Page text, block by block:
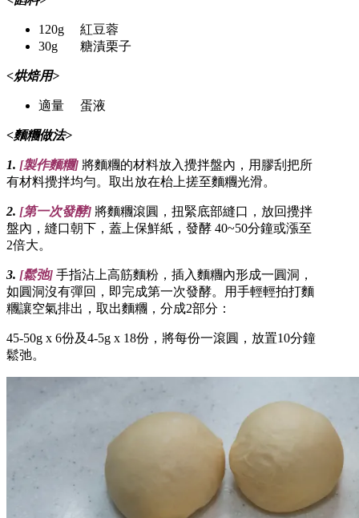
120g 紅豆蓉
30g 糖漬栗子
<烘焙用>
適量 蛋液
<麵糰做法>
1. [製作麵糰] 將麵糰的材料放入攪拌盤內，用膠刮把所
有材料攪拌均勻。取出放在枱上搓至麵糰光滑。
2. [第一次發酵] 將麵糰滾圓，扭緊底部縫口，放回攪拌
盤內，縫口朝下，蓋上保鮮紙，發酵 40~50分鐘或漲至
2倍大。
3. [鬆弛] 手指沾上高筋麵粉，插入麵糰內形成一圓洞，
如圓洞沒有彈回，即完成第一次發酵。用手輕輕拍打麵
糰讓空氣排出，取出麵糰，分成2部分：
45-50g x 6份及4-5g x 18份，將每份一滾圓，放置10分鐘
鬆弛。